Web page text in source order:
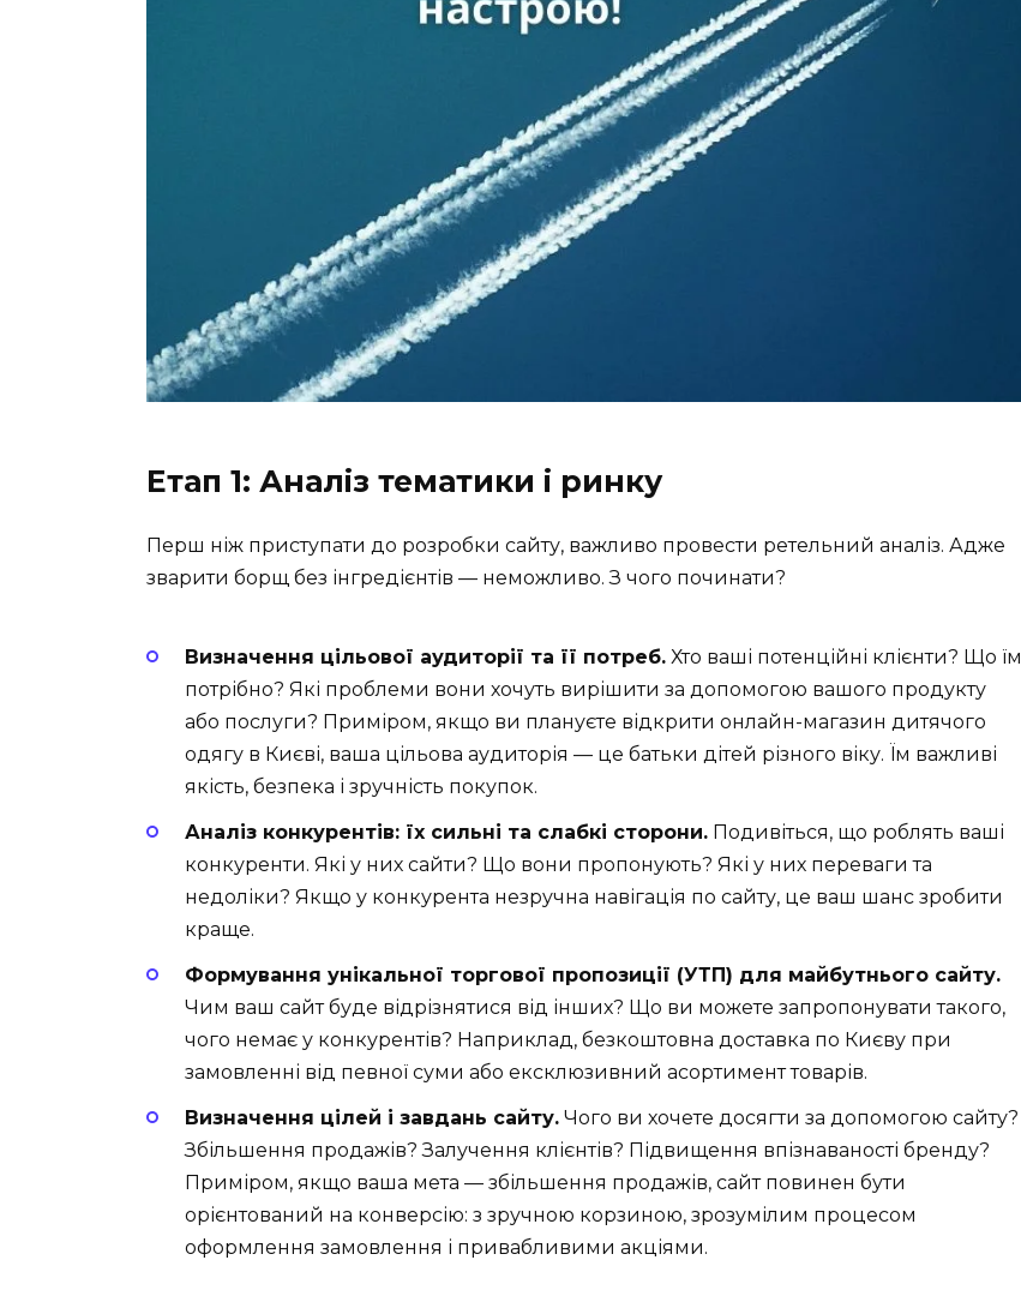
Етап 1: Аналіз тематики і ринку
Перш ніж приступати до розробки сайту, важливо провести ретельний аналіз. Адже
зварити борщ без інгредієнтів — неможливо. З чого починати?
Визначення цільової аудиторії та її потреб. Хто ваші потенційні клієнти? Що їм
потрібно? Які проблеми вони хочуть вирішити за допомогою вашого продукту
або послуги? Приміром, якщо ви плануєте відкрити онлайн-магазин дитячого
одягу в Києві, ваша цільова аудиторія — це батьки дітей різного віку. Їм важливі
якість, безпека і зручність покупок.
Аналіз конкурентів: їх сильні та слабкі сторони. Подивіться, що роблять ваші
конкуренти. Які у них сайти? Що вони пропонують? Які у них переваги та
недоліки? Якщо у конкурента незручна навігація по сайту, це ваш шанс зробити
краще.
Формування унікальної торгової пропозиції (УТП) для майбутнього сайту.
Чим ваш сайт буде відрізнятися від інших? Що ви можете запропонувати такого,
чого немає у конкурентів? Наприклад, безкоштовна доставка по Києву при
замовленні від певної суми або ексклюзивний асортимент товарів.
Визначення цілей і завдань сайту. Чого ви хочете досягти за допомогою сайту?
Збільшення продажів? Залучення клієнтів? Підвищення впізнаваності бренду?
Приміром, якщо ваша мета — збільшення продажів, сайт повинен бути
орієнтований на конверсію: з зручною корзиною, зрозумілим процесом
оформлення замовлення і привабливими акціями.